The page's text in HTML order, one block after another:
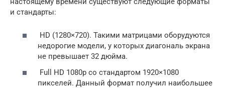
и стандарты:
HD (1280×720). Такими матрицами оборудуются
недорогие модели, у которых диагональ экрана
не превышает 32 дюйма.
Full HD 1080p со стандартом 1920×1080
пикселей. Данный формат получил наибольшее